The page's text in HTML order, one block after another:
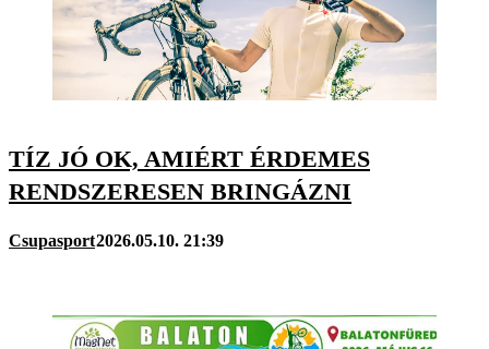
TÍZ JÓ OK, AMIÉRT ÉRDEMES
RENDSZERESEN BRINGÁZNI
Csupasport2026.05.10. 21:39